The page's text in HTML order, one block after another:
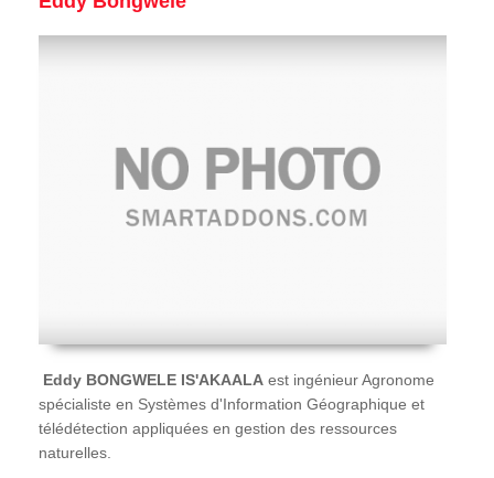
Eddy BONGWELE IS'AKAALA est ingénieur Agronome
spécialiste en Systèmes d'Information Géographique et
télédétection appliquées en gestion des ressources
naturelles.